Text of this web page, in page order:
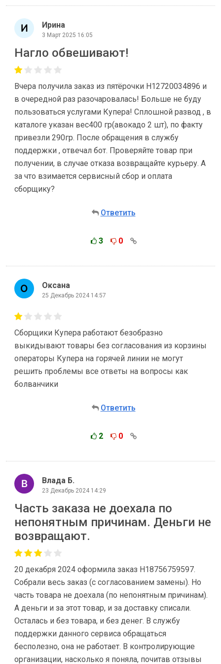
Ирина
3 Март 2025 16:05
Нагло обвешивают!
Вчера получила заказ из пятёрочки Н12720034896 и
в очередной раз разочаровалась! Больше не буду
пользоваться услугами Купера! Сплошной развод , в
каталоге указан вес400 гр(авокадо 2 шт), по факту
привезли 290гр. После обращения в службу
поддержки , отвечал бот. Проверяйте товар при
получении, в случае отказа возвращайте курьеру. А
за что взимается сервисный сбор и оплата
сборщику?
Ответить
3 0
Оксана
25 Декабрь 2024 14:57
Сборщики Купера работают безобразно
выкидывают товары без согласования из корзины
операторы Купера на горячей линии не могут
решить проблемы все ответы на вопросы как
болванчики
Ответить
2 0
Влада Б.
23 Декабрь 2024 14:29
Часть заказа не доехала по
непонятным причинам. Деньги не
возвращают.
20 декабря 2024 оформила заказ H18756759597.
Собрали весь заказ (с согласованием замены). Но
часть товара не доехала (по непонятным причинам).
А деньги и за этот товар, и за доставку списали.
Осталась и без товара, и без денег. В службу
поддержки данного сервиса обращаться
бесполезно, она не работает. В контролирующие
организации, насколько я поняла, почитав отзывы